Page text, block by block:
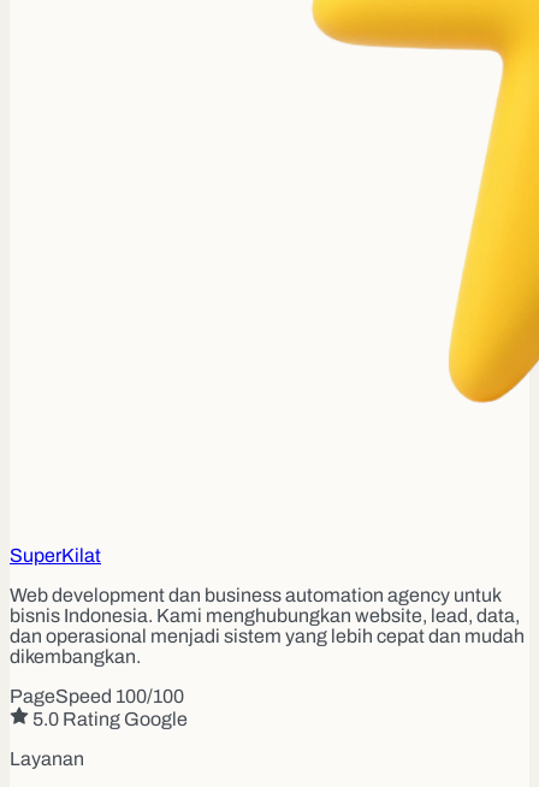
SuperKilat
Web development dan business automation agency untuk
bisnis Indonesia. Kami menghubungkan website, lead, data,
dan operasional menjadi sistem yang lebih cepat dan mudah
dikembangkan.
PageSpeed 100/100
5.0 Rating Google
Layanan